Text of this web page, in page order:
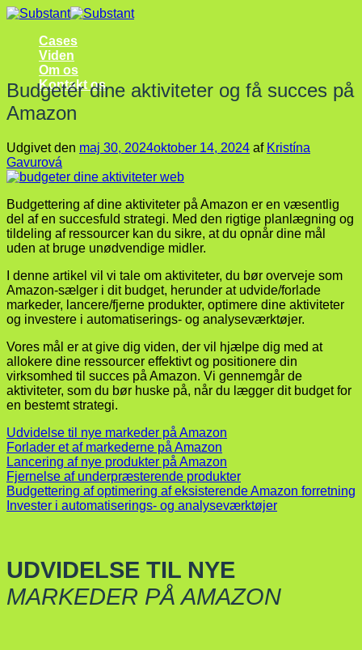
Fortsæt
indholdCases
Viden
Om os
Kontakt os
Budgetér dine aktiviteter og få succes på
Amazon
Udgivet den maj 30, 2024oktober 14, 2024 af Kristína
Gavurová
Budgettering af dine aktiviteter på Amazon er en væsentlig
del af en succesfuld strategi. Med den rigtige planlægning og
tildeling af ressourcer kan du sikre, at du opnår dine mål
uden at bruge unødvendige midler.
I denne artikel vil vi tale om aktiviteter, du bør overveje som
Amazon-sælger i dit budget, herunder at udvide/forlade
markeder, lancere/fjerne produkter, optimere dine aktiviteter
og investere i automatiserings- og analyseværktøjer.
Vores mål er at give dig viden, der vil hjælpe dig med at
allokere dine ressourcer effektivt og positionere din
virksomhed til succes på Amazon. Vi gennemgår de
aktiviteter, som du bør huske på, når du lægger dit budget for
en bestemt strategi.
Udvidelse til nye markeder på Amazon
Forlader et af markederne på Amazon
Lancering af nye produkter på Amazon
Fjernelse af underpræsterende produkter
Budgettering af optimering af eksisterende Amazon forretning
Invester i automatiserings- og analyseværktøjer
UDVIDELSE TIL NYE
MARKEDER PÅ AMAZON